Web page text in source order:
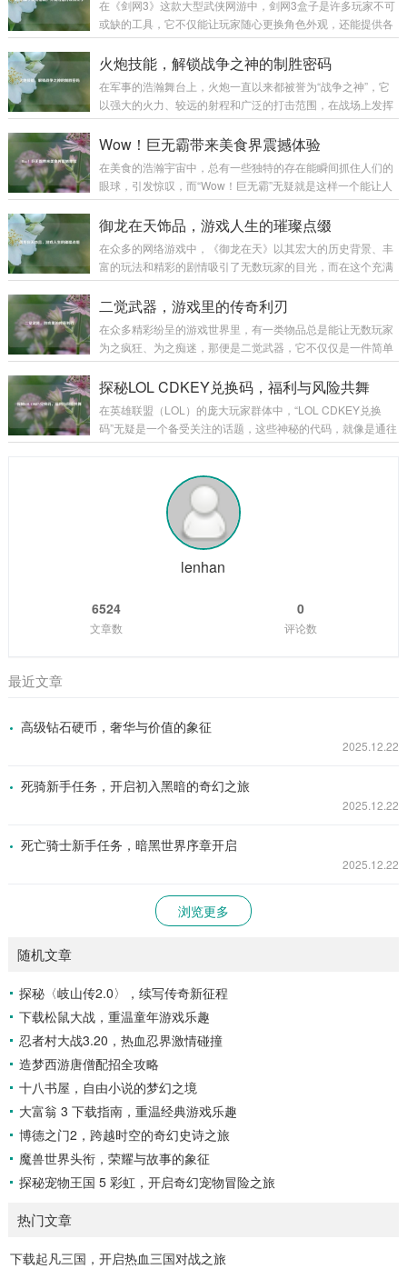
在《剑网3》这款大型武侠网游中，剑网3盒子是许多玩家不可
或缺的工具，它不仅能让玩家随心更换角色外观，还能提供各
种实用插件，极大地提升游戏体验,下面就为大家详细介绍剑网
3盒子的使用方法。 下载与安装 你需要前往剑网3盒子的官方
网站，在搜索引擎中输入“剑网3盒子”，认准官方标识的网站进
入，在官网首页，通常会有醒目的“下载”按钮，点击后选择适
合你系统的版本进行下载，下载完成后，找到安装包文件，双
安装在系统盘，以免影响电脑性能...
火炮技能，解锁战争之神的制胜密码
在军事的浩瀚舞台上，火炮一直以来都被誉为“战争之神”，它
以强大的火力、较远的射程和广泛的打击范围，在战场上发挥
着举足轻重的作用，而火炮技能，则是让这尊“战争之神”真正
展现威力的制胜密码。 火炮技能涵盖了多个方面，从最基础的
操作技能到复杂的战术运用,每一个环节都决定着火炮在战场上
能否发挥出最大效能。 操作技能是火炮技能的基石，一名合格
的火炮手，首先要熟练掌握火炮的装填、瞄准和发射等基本操
装填方式和要求，装填的速度和准确性...
Wow！巨无霸带来美食界震撼体验
在美食的浩瀚宇宙中，总有一些独特的存在能瞬间抓住人们的
眼球，引发惊叹，而“Wow！巨无霸”无疑就是这样一个能让人
发出由衷赞叹的美食奇迹。 “Wow！巨无霸”，单是这个名字就
充满了魔力。“Wow”代表着惊叹、震撼，而“巨无霸”则明确了
它的体量与霸气，当它第一次出现在人们的视野中时，那种视
觉上的冲击感就如同看到一座美食小山般，让人忍不住脱口而
出“Wow”。 从外观来看，“Wow！巨无霸”拥有令人咋舌的尺
一座小山丘，那金黄酥...
御龙在天饰品，游戏人生的璀璨点缀
在众多的网络游戏中，《御龙在天》以其宏大的历史背景、丰
富的玩法和精彩的剧情吸引了无数玩家的目光，而在这个充满
热血与激情的游戏世界里，御龙在天饰品宛如一颗颗璀璨的明
珠,为玩家们的游戏体验增添了别样的光彩。 御龙在天饰品不仅
仅是一种装饰，更是实力与身份的象征，从最初级的简单饰品
到高级的珍稀饰品，每一件都承载着玩家的心血与努力，当玩
家初入游戏，那些基础的饰品或许只能提供一些微不足道的属
村蹒跚学步,逐渐熟悉这个陌生而又充满魅力的...
二觉武器，游戏里的传奇利刃
在众多精彩纷呈的游戏世界里，有一类物品总是能让无数玩家
为之疯狂、为之痴迷，那便是二觉武器，它不仅仅是一件简单
的装备，更是玩家们在游戏征程中的荣耀象征,是实力的具象化
体现。 二觉武器往往伴随着角色的二次觉醒而出现，当玩家历
经千辛万苦，将角色培养到一定阶段，解锁二次觉醒的那一
刻，二觉武器就如同神秘宝藏一般，在游戏的迷雾中逐渐露出
它的锋芒，它的出现，标志着角色进入了一个全新的境界,拥有
疑是游戏美术设计的精华所在，每一把二觉...
探秘LOL CDKEY兑换码，福利与风险共舞
在英雄联盟（LOL）的庞大玩家群体中，“LOL CDKEY兑换
码”无疑是一个备受关注的话题，这些神秘的代码，就像是通往
游戏宝藏世界的钥匙，吸引着无数玩家去追寻和探索。 CDKE
联盟官方指定的兑换页面输入这些代码，从而获得各种游戏内
的奖励，这些奖励可谓丰富多彩，从稀有的英雄皮肤、珍贵的
英雄角色，到各种游戏道具和加成，应有尽有，对于玩家而
言，一个有效的CDKEY兑换码就像是一份意外之喜，能让他们
在游戏中获得更多的乐趣和优势...
lenhan
6524
文章数
0
评论数
最近文章
高级钻石硬币，奢华与价值的象征
2025.12.22
死骑新手任务，开启初入黑暗的奇幻之旅
2025.12.22
死亡骑士新手任务，暗黑世界序章开启
2025.12.22
浏览更多
随机文章
探秘〈岐山传2.0〉，续写传奇新征程
下载松鼠大战，重温童年游戏乐趣
忍者村大战3.20，热血忍界激情碰撞
造梦西游唐僧配招全攻略
十八书屋，自由小说的梦幻之境
大富翁 3 下载指南，重温经典游戏乐趣
博德之门2，跨越时空的奇幻史诗之旅
魔兽世界头衔，荣耀与故事的象征
探秘宠物王国 5 彩虹，开启奇幻宠物冒险之旅
热门文章
下载起凡三国，开启热血三国对战之旅